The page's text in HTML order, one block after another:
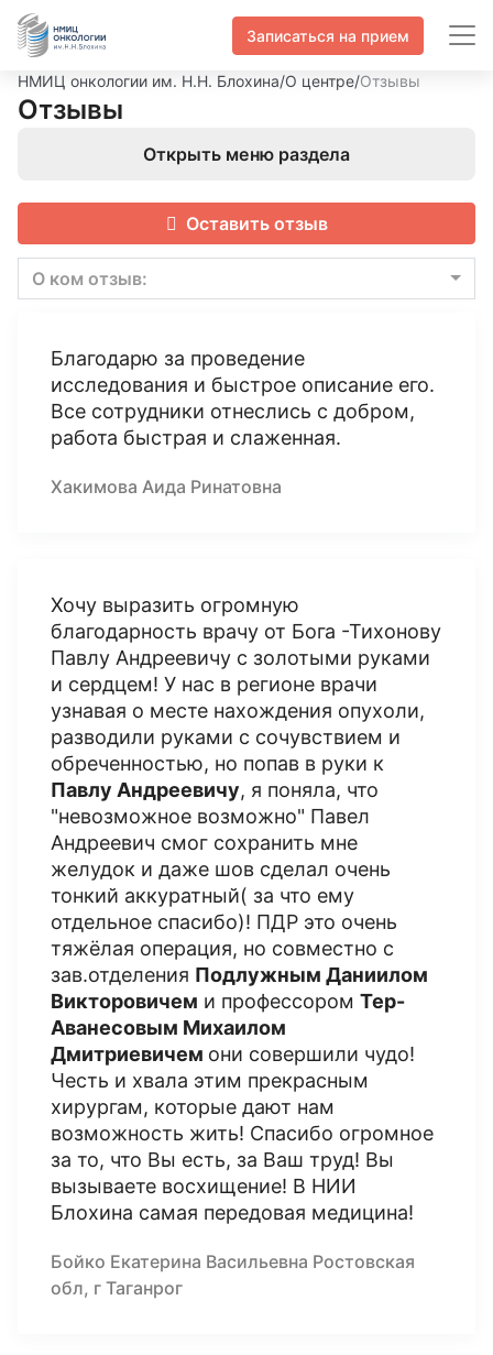
Записаться на прием
НМИЦ онкологии им. Н.Н. Блохина/О центре/Отзывы
Отзывы
Открыть меню раздела
Оставить отзыв
О ком отзыв:
Благодарю за проведение
исследования и быстрое описание его.
Все сотрудники отнеслись с добром,
работа быстрая и слаженная.
Хакимова Аида Ринатовна
Хочу выразить огромную
благодарность врачу от Бога -Тихонову
Павлу Андреевичу с золотыми руками
и сердцем! У нас в регионе врачи
узнавая о месте нахождения опухоли,
разводили руками с сочувствием и
обреченностью, но попав в руки к
Павлу Андреевичу, я поняла, что
"невозможное возможно" Павел
Андреевич смог сохранить мне
желудок и даже шов сделал очень
тонкий аккуратный( за что ему
отдельное спасибо)! ПДР это очень
тяжёлая операция, но совместно с
зав.отделения Подлужным Даниилом
Викторовичем и профессором Тер-
Аванесовым Михаилом
Дмитриевичем они совершили чудо!
Честь и хвала этим прекрасным
хирургам, которые дают нам
возможность жить! Спасибо огромное
за то, что Вы есть, за Ваш труд! Вы
вызываете восхищение! В НИИ
Блохина самая передовая медицина!
Бойко Екатерина Васильевна Ростовская
обл, г Таганрог